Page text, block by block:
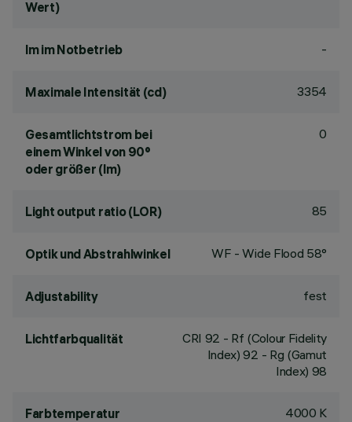
Wert)
lm im Notbetrieb -
Maximale Intensität (cd) 3354
Gesamtlichtstrom bei
einem Winkel von 90°
oder größer (lm)
0
Light output ratio (LOR) 85
Optik und Abstrahlwinkel WF - Wide Flood 58°
Adjustability fest
Lichtfarbqualität CRI 92 - Rf (Colour Fidelity
Index) 92 - Rg (Gamut
Index) 98
Farbtemperatur 4000 K